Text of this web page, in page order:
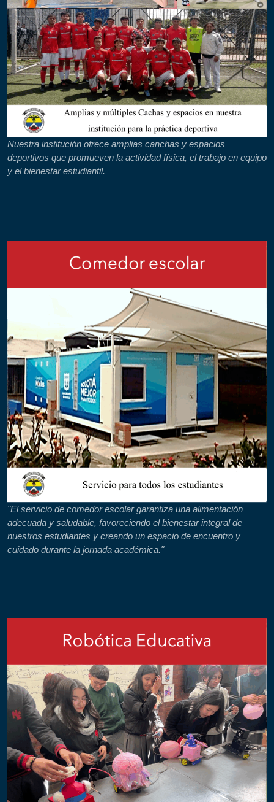
Nuestra institución ofrece amplias canchas y espacios
deportivos que promueven la actividad física, el trabajo en equipo
y el bienestar estudiantil.
"El servicio de comedor escolar garantiza una alimentación
adecuada y saludable, favoreciendo el bienestar integral de
nuestros estudiantes y creando un espacio de encuentro y
cuidado durante la jornada académica."